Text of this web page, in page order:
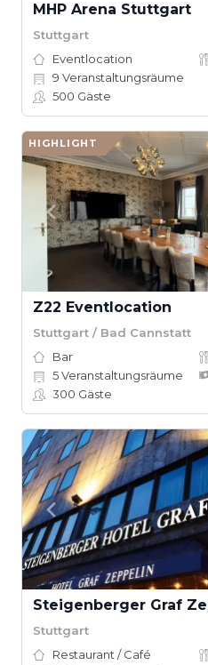
MHP Arena Stuttgart
Stuttgart
Eventlocation
9 Veranstaltungsräume
500 Gäste
HIGHLIGHT
Z22 Eventlocation
Stuttgart / Bad Cannstatt
Bar
5Veranstaltungsräume
300 Gäste
Steigenberger Graf
Stuttgart
Restaurant / Café